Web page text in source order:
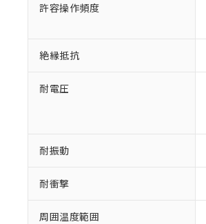
許容操作頻度
絶縁抵抗
耐電圧
耐振動
耐衝撃
周囲温度範囲